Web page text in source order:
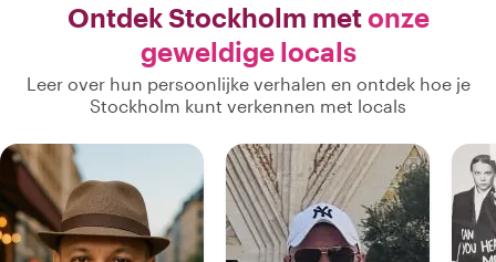
Ontdek Stockholm metonze
geweldige locals
Leer over hun persoonlijke verhalen en ontdek hoe je
Stockholm kunt verkennen met locals